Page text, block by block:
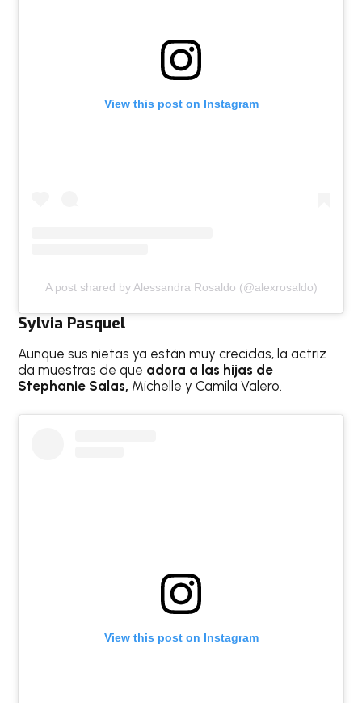
View this post on Instagram
A post shared by Alessandra Rosaldo (@alexrosaldo)
Sylvia Pasquel
Aunque sus nietas ya están muy crecidas, la actriz
da muestras de que adora a las hijas de
Stephanie Salas, Michelle y Camila Valero.
View this post on Instagram